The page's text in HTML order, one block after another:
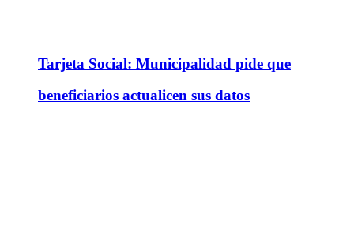
Tarjeta Social: Municipalidad pide que
beneficiarios actualicen sus datos